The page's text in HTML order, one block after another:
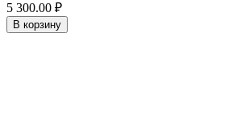
5 300.00 ₽
В корзину